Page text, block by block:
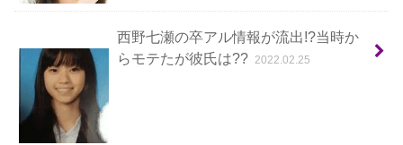
西野七瀬の卒アル情報が流出!?当時か
らモテたが彼氏は??
2022.02.25